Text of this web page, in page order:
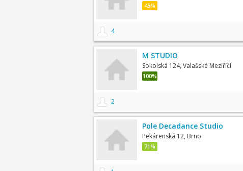
45%
4
M STUDIO
Sokolská 124, Valašské Meziříčí
100%
2
Pole Decadance Studio
Pekárenská 12, Brno
71%